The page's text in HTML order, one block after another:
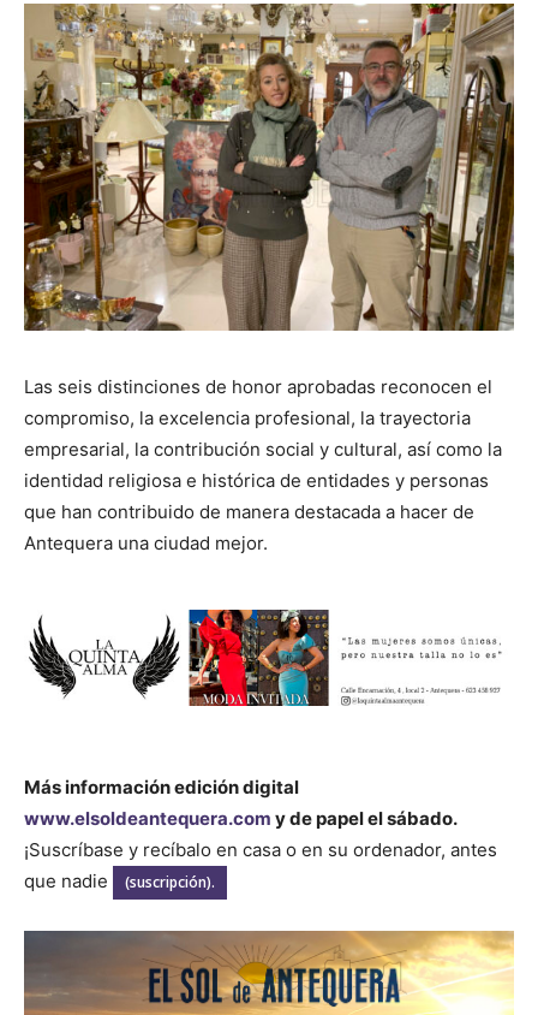
Las seis distinciones de honor aprobadas reconocen el
compromiso, la excelencia profesional, la trayectoria
empresarial, la contribución social y cultural, así como la
identidad religiosa e histórica de entidades y personas
que han contribuido de manera destacada a hacer de
Antequera una ciudad mejor.
Más información edición digital
www.elsoldeantequera.com y de papel el sábado.
¡Suscríbase y recíbalo en casa o en su ordenador, antes
que nadie
(suscripción).